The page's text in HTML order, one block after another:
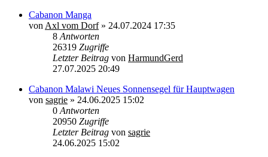
Cabanon Manga
von Axl vom Dorf» 24.07.2024 17:35
8 Antworten
26319 Zugriffe
Letzter Beitrag von HarmundGerd
27.07.2025 20:49
Cabanon Malawi Neues Sonnensegel für Hauptwagen
von sagrie » 24.06.2025 15:02
0 Antworten
20950 Zugriffe
Letzter Beitrag von sagrie
24.06.2025 15:02